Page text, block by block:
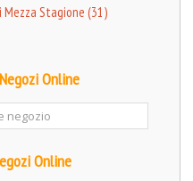
Mezza Stagione (31)
Online
Online